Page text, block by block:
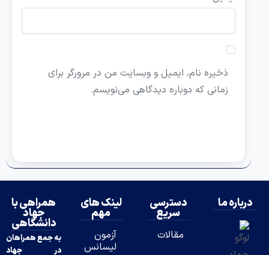
ذخیره نام، ایمیل و وبسایت من در مرورگر برای
زمانی که دوباره دیدگاهی می‌نویسم.
درباره ما دسترسی
سریع
مقالات
لینک های
مهم
آزمون
لیسانس
همراهی با
جهاد
دانشگاهی
به جمع همراهان
در جهاد